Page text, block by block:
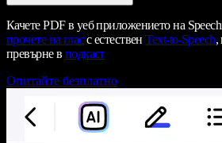
Качете PDF в уеб приложението на
прочете на гласс естественText-to-Speech,
превърне в подкаст
Опитайте безплатно